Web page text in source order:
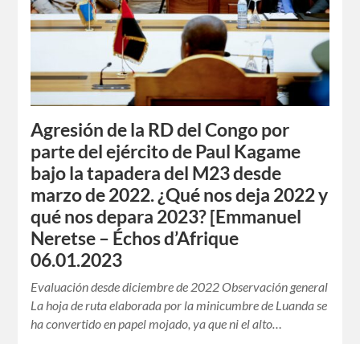
Agresión de la RD del Congo por
parte del ejército de Paul Kagame
bajo la tapadera del M23 desde
marzo de 2022. ¿Qué nos deja 2022 y
qué nos depara 2023? [Emmanuel
Neretse – Échos d’Afrique
06.01.2023
Evaluación desde diciembre de 2022 Observación general
La hoja de ruta elaborada por la minicumbre de Luanda se
ha convertido en papel mojado, ya que ni el alto…